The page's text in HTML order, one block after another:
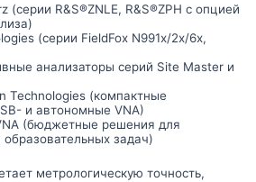
(серии R&S®ZNLE, R&S®ZPH с опцией
(серии FieldFox N991x/2x/6x,
анализаторы серий Site Master и
Technologies (компактные
и автономные VNA)
(бюджетные решения для
образовательных задач)
метрологическую точность,